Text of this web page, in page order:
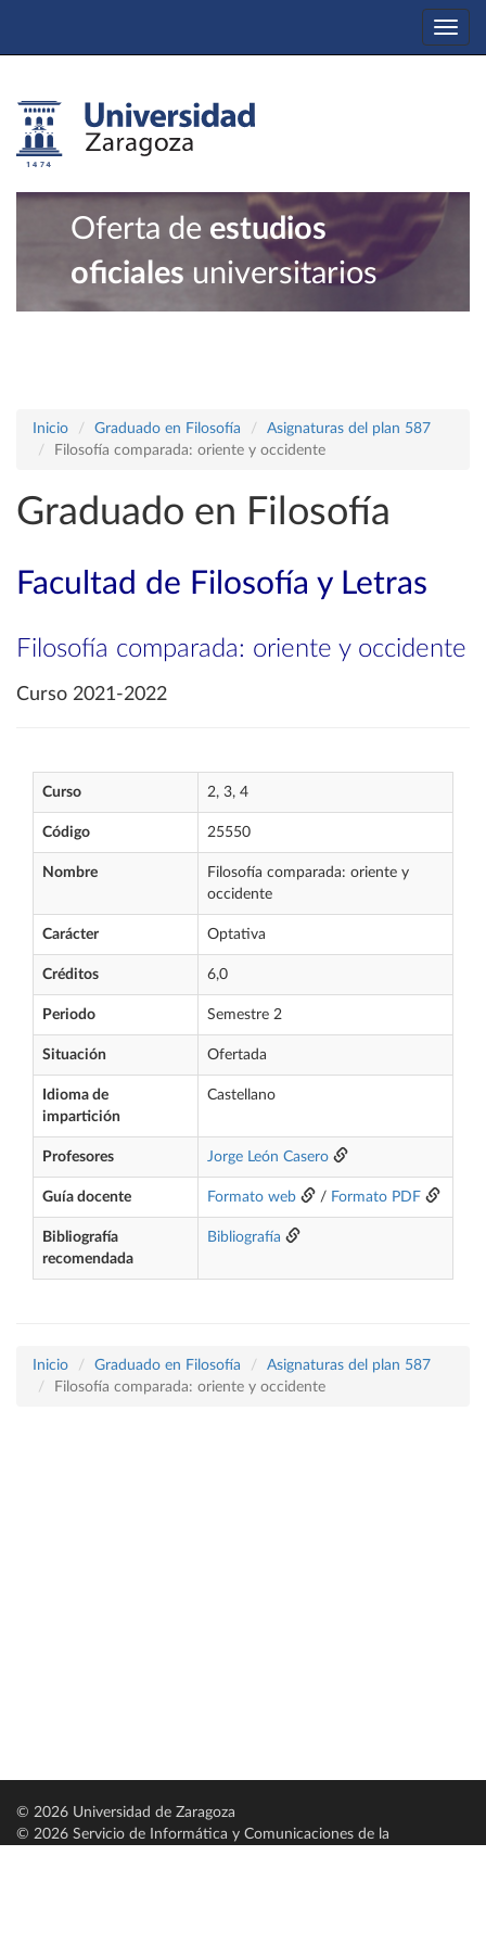
Oferta de estudios
oficiales universitarios
Inicio Graduado en Filosofía
Asignaturas del plan 587
Filosofía comparada: oriente y occidente
Graduado en Filosofía
Facultad de Filosofía y Letras
Filosofía comparada: oriente y occidente
Curso 2021-2022
Curso 2, 3, 4
Código 25550
Nombre
Filosofía comparada: oriente y
occidente
Carácter Optativa
Créditos 6,0
Periodo Semestre 2
Situación Ofertada
Idioma de
impartición
Castellano
Profesores Jorge León Casero
Guía docente Formato web / Formato PDF
Bibliografía
recomendada
Bibliografía
Inicio Graduado en Filosofía
Asignaturas del plan 587
Filosofía comparada: oriente y occidente
© 2026 Universidad de Zaragoza
© 2026 Servicio de Informática y Comunicaciones de la